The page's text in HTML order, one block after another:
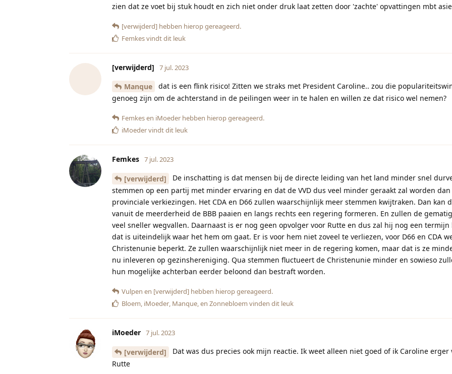
zien dat ze voet bij stuk houdt en zich niet onder druk laat zetten door 'zachte' opvattingen mbt
[verwijderd] hebben hierop gereageerd.
Femkesvindt dit leuk
[verwijderd] 7 jul. 2023
Manque
dat is een flink risico! Zitten we straks met President Caroline.. zou die
genoeg zijn om de achterstand in de peilingen weer in te halen en willen ze dat risico wel nemen?
Femkesen iMoeder hebben hierop gereageerd.
iMoedervindt dit leuk
Femkes 7 jul. 2023
[verwijderd]
De inschatting is dat mensen bij de directe leiding van het land minder snel
stemmen op een partij met minder ervaring en dat de VVD dus veel minder geraakt zal worden
provinciale verkiezingen. Het CDA en D66 zullen waarschijnlijk meer stemmen kwijtraken. Dan kan
vanuit de meerderheid de BBB paaien en langs rechts een regering formeren. En zullen de
veel sneller wegvallen. Daarnaast is er nog geen opvolger voor Rutte en dus zal hij nog een
dat is uiteindelijk waar het hem om gaat. Er is voor hem niet zoveel te verliezen, voor D66 en CDA
Christenunie beperkt. Ze zullen waarschijnlijk niet meer in de regering komen, maar dat is ze
nu inleveren op gezinshereniging. Qua stemmen fluctueert de Christenunie minder en sowieso
hun mogelijke achterban eerder beloond dan bestraft worden.
Vulpen en [verwijderd] hebben hierop gereageerd.
Bloem, iMoeder, Manque, en Zonnebloem vinden dit leuk
iMoeder 7 jul. 2023
[verwijderd]
Dat was dus precies ook mijn reactie. Ik weet alleen niet goed of ik Caroline erger
Rutte